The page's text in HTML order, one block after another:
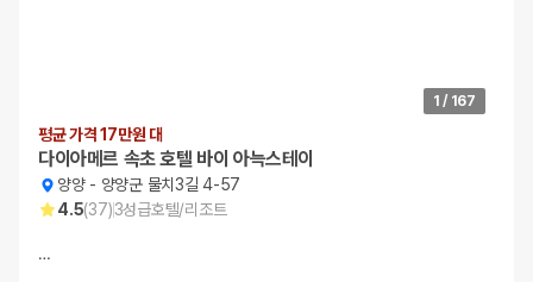
1 / 167
평균 가격 17만원 대
다이아메르 속초 호텔 바이 아늑스테이
양양- 양양군 물치3길 4-57
4.5(37)3성급호텔/리조트
…